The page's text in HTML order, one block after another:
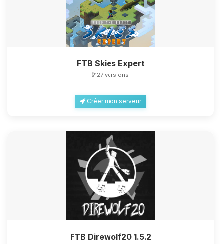
FTB Skies Expert
27 versions
Créer mon serveur
FTB Direwolf20 1.5.2